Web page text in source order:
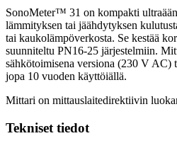
SonoMeter™ 31 on kompakti
lämmityksen tai jäähdytyksen
tai kaukolämpöverkosta. Se kestää
suunniteltu PN16-25 järjestelmiin.
sähkötoimisena versiona (230 V AC)
jopa 10 vuoden käyttöiällä.
Mittari on mittauslaitedirektiivin
Tekniset tiedot